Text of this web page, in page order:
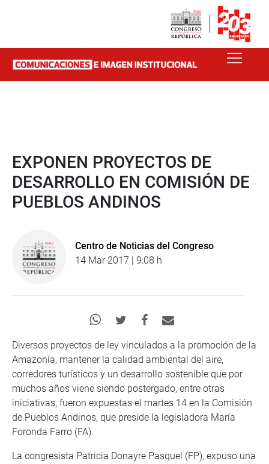
EXPONEN PROYECTOS DE
DESARROLLO EN COMISIÓN DE
PUEBLOS ANDINOS
Centro de Noticias del Congreso
14 Mar 2017 | 9:08 h
Diversos proyectos de ley vinculados a la promoción de la
Amazonía, mantener la calidad ambiental del aire,
corredores turísticos y un desarrollo sostenible que por
muchos años viene siendo postergado, entre otras
iniciativas, fueron expuestas el martes 14 en la Comisión
de Pueblos Andinos, que preside la legisladora María
Foronda Farro (FA).
La congresista Patricia Donayre Pasquel (FP), expuso una